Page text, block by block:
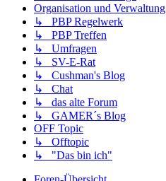
Organisation und Verwaltung
↳ PBP Regelwerk
↳ PBP Treffen
↳ Umfragen
↳ SV-E-Rat
↳ Cushman's Blog
↳ Chat
↳ das alte Forum
↳ GAMER´s Blog
OFF Topic
↳ Offtopic
↳ "Das bin ich"